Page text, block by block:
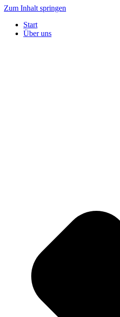
Zum Inhalt springen
Start
Über uns